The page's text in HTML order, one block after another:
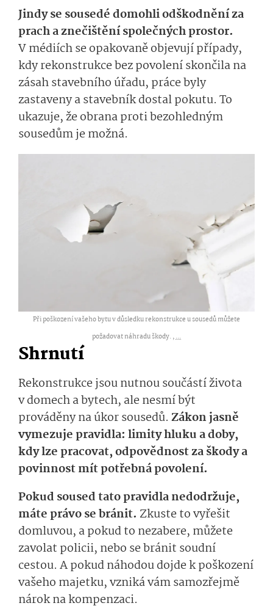
Jindy se sousedé domohli odškodnění za
prach a znečištění společných prostor.
V médiích se opakovaně objevují případy,
kdy rekonstrukce bez povolení skončila na
zásah stavebního úřadu, práce byly
zastaveny a stavebník dostal pokutu. To
ukazuje, že obrana proti bezohledným
sousedům je možná.
Při poškození vašeho bytu v důsledku rekonstrukce u sousedů můžete
požadovat náhradu škody. ,...
Shrnutí
Rekonstrukce jsou nutnou součástí života
v domech a bytech, ale nesmí být
prováděny na úkor sousedů. Zákon jasně
vymezuje pravidla: limity hluku a doby,
kdy lze pracovat, odpovědnost za škody a
povinnost mít potřebná povolení.
Pokud soused tato pravidla nedodržuje,
máte právo se bránit. Zkuste to vyřešit
domluvou, a pokud to nezabere, můžete
zavolat policii, nebo se bránit soudní
cestou. A pokud náhodou dojde k poškození
vašeho majetku, vzniká vám samozřejmě
nárok na kompenzaci.